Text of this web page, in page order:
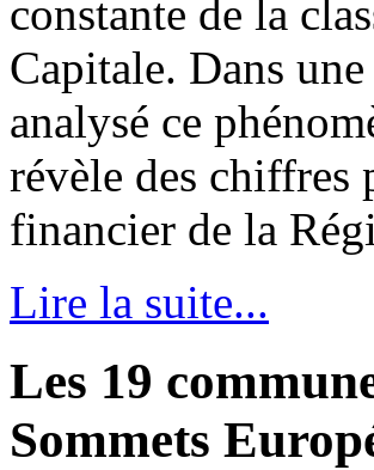
constante de la
Capitale. Dans
analysé ce
révèle des chiffres
financier de la
Lire la suite...
Les 19
Sommets